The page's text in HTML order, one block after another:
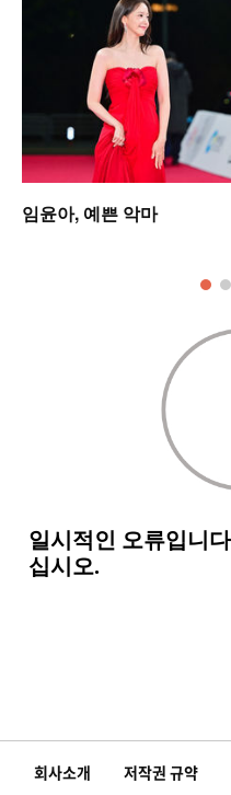
임윤아, 예쁜 악마
회사소개 저작권 규약